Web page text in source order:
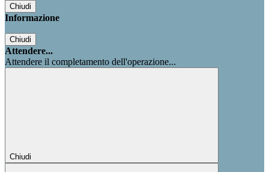
Chiudi
Informazione
Chiudi
Attendere...
Attendere il completamento dell'operazione...
Chiudi